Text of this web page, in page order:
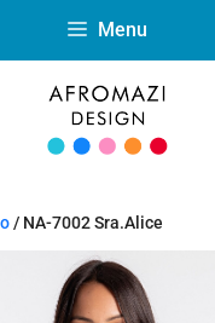
Menu
/ NA-7002 Sra.Alice